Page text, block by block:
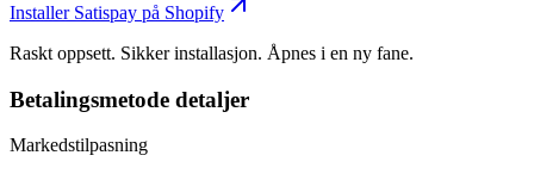
Installer Satispay på Shopify
Raskt oppsett. Sikker installasjon. Åpnes i en ny fane.
Betalingsmetode detaljer
Markedstilpasning